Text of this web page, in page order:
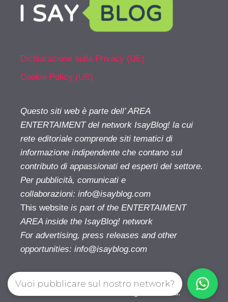
Dichiarazione sulla Privacy (UE)
Cookie Policy (UE)
Questo siti web è parte dell’ AREA
ENTERTAIMENT del network IsayBlog! la cui
rete editoriale comprende siti tematici di
informazione indipendente che contano sul
contributo di appassionati ed esperti del settore.
Per pubblicità, comunicati e
collaborazioni: info@isayblog.com
This website is part of the ENTERTAIMENT
AREA inside the IsayBlog! network
For advertising, press releases and other
opportunities: info@isayblog.com
Cinetivu.com© 2026. All right reserverd.
Vuoi pubblicare sul nostro network?